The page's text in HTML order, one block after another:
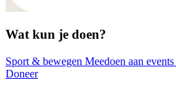
Wat kun je doen?
Sport & bewegen Meedoen aan events
Doneer